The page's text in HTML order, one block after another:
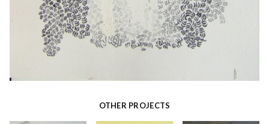
OTHER PROJECTS